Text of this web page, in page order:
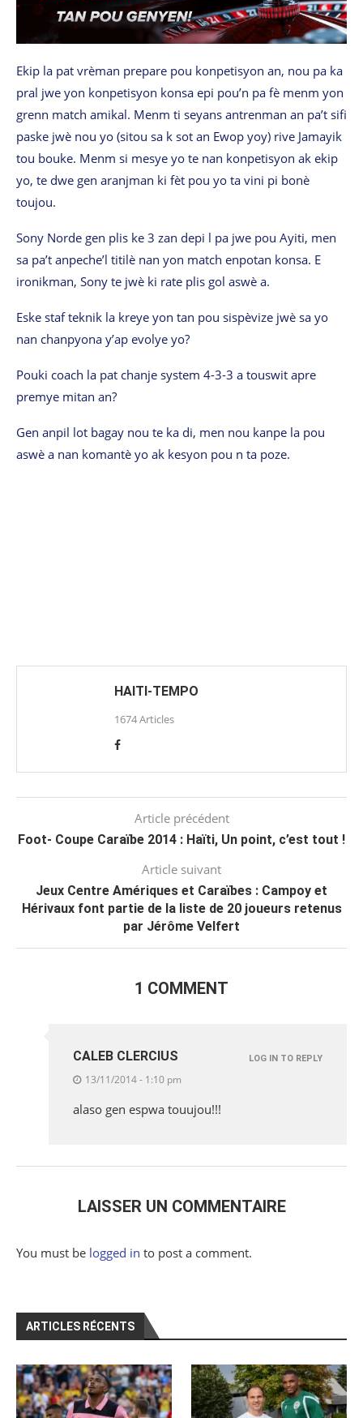
Ekip la pat vrèman prepare pou konpetisyon an, nou pa ka
pral jwe yon konpetisyon konsa epi pou’n pa fè menm yon
grenn match amikal. Menm ti seyans antrenman an pa’t sifi
paske jwè nou yo (sitou sa k sot an Ewop yoy) rive Jamayik
tou bouke. Menm si mesye yo te nan konpetisyon ak ekip
yo, te dwe gen aranjman ki fèt pou yo ta vini pi bonè
toujou.
Sony Norde gen plis ke 3 zan depi l pa jwe pou Ayiti, men
sa pa’t anpeche’l titilè nan yon match enpotan konsa. E
ironikman, Sony te jwè ki rate plis gol aswè a.
Eske staf teknik la kreye yon tan pou sispèvize jwè sa yo
nan chanpyona y’ap evolye yo?
Pouki coach la pat chanje system 4-3-3 a touswit apre
premye mitan an?
Gen anpil lot bagay nou te ka di, men nou kanpe la pou
aswè a nan komantè yo ak kesyon pou n ta poze.
HAITI-TEMPO
1674 Articles
Article précédent
Foot- Coupe Caraïbe 2014 : Haïti, Un point, c’est tout !
Article suivant
Jeux Centre Amériques et Caraïbes : Campoy et
Hérivaux font partie de la liste de 20 joueurs retenus
par Jérôme Velfert
1 COMMENT
CALEB CLERCIUS
13/11/2014 - 1:10 pm
alaso gen espwa touujou!!!
LOG IN TO REPLY
LAISSER UN COMMENTAIRE
You must be logged in to post a comment.
ARTICLES RÉCENTS